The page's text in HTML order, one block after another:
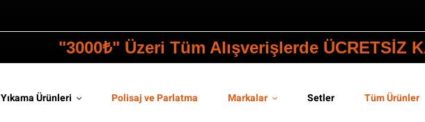
"3000₺" Üzeri Tüm Alışverişlerde ÜCRETSİZ
Yıkama Ürünleri Polisaj ve Parlatma Markalar Setler Tüm Ürünler